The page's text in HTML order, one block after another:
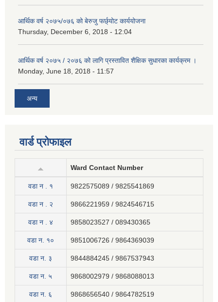
आर्थिक वर्ष २०७५/०७६ को बेरुजु फर्छ्योट कार्ययोजना
Thursday, December 6, 2018 - 12:04
आर्थिक वर्ष २०७५ / २०७६ को लागि प्रस्तावित शैक्षिक सुधारका कार्यक्रम ।
Monday, June 18, 2018 - 11:57
अन्य
वार्ड प्रोफाइल
Ward Contact Number
वडा न . १ 9822575089 / 9825541869
वडा न . २ 9866221959 / 9824546715
वडा न . ४ 9858023527 / 089430365
वडा न. १० 9851006726 / 9864369039
वडा न. ३ 9844884245 / 9867537943
वडा न. ५ 9868002979 / 9868088013
वडा न. ६ 9868656540 / 9864782519